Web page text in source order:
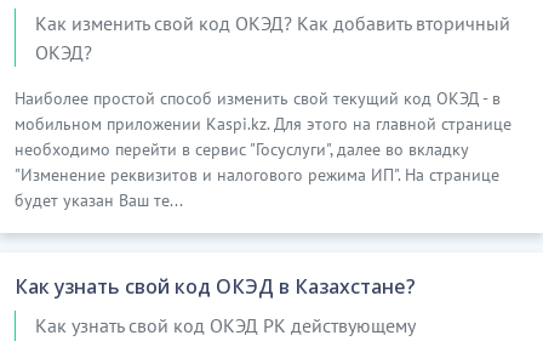
Как изменить свой код ОКЭД? Как добавить вторичный
ОКЭД?
Наиболее простой способ изменить свой текущий код ОКЭД - в
мобильном приложении Kaspi.kz. Для этого на главной странице
необходимо перейти в сервис "Госуслуги", далее во вкладку
"Изменение реквизитов и налогового режима ИП". На странице
будет указан Ваш те...
Как узнать свой код ОКЭД в Казахстане?
Как узнать свой код ОКЭД РК действующему